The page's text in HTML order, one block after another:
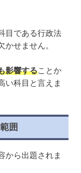
目である行政法
かせません。
影響することか
い科目と言えま
囲
から出題されま